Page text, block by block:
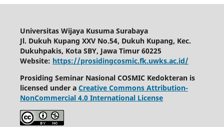
Universitas Wijaya Kusuma Surabaya
Jl. Dukuh Kupang XXV No.54, Dukuh Kupang, Kec.
Dukuhpakis, Kota SBY, Jawa Timur 60225
Website: https://prosidingcosmic.fk.uwks.ac.id/
Prosiding Seminar Nasional COSMIC Kedokteran is
licensed under a Creative Commons Attribution-
NonCommercial 4.0 International License